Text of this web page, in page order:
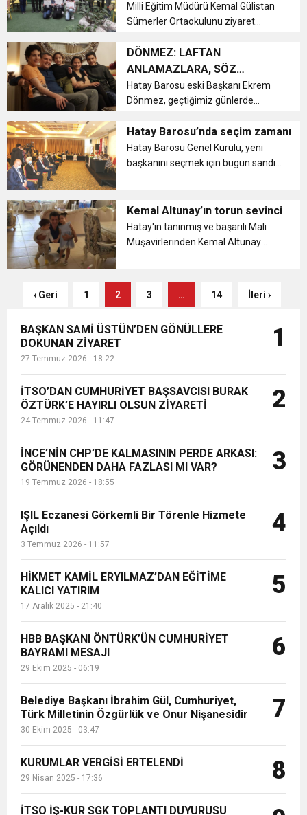
Milli Eğitim Müdürü Kemal Gülistan
Sümerler Ortaokulunu ziyaret
DÖNMEZ: LAFTAN
ANLAMAZLARA, SÖZ
BİLMEZLERE
Hatay Barosu eski Başkanı Ekrem
Dönmez, geçtiğimiz günlerde
sosyal medya hesabından bir
paylaşım yaptı....
Hatay Barosu’nda seçim zamanı
Hatay Barosu Genel Kurulu, yeni
başkanını seçmek için bugün sandık
Kemal Altunay’ın torun sevinci
Hatay'ın tanınmış ve başarılı Mali
Müşavirlerinden Kemal Altunay
‹ Geri 1 2 3 … 14 İleri ›
BAŞKAN SAMİ ÜSTÜN’DEN GÖNÜLLERE
DOKUNAN ZİYARET
27 Temmuz 2026 - 18:22
1
İTSO’DAN CUMHURİYET BAŞSAVCISI BURAK
ÖZTÜRK’E HAYIRLI OLSUN ZİYARETİ
24 Temmuz 2026 - 11:47
2
İNCE’NİN CHP’DE KALMASININ PERDE ARKASI:
GÖRÜNENDEN DAHA FAZLASI MI VAR?
19 Temmuz 2026 - 18:55
3
IŞIL Eczanesi Görkemli Bir Törenle Hizmete
Açıldı
3 Temmuz 2026 - 11:57
4
HİKMET KAMİL ERYILMAZ’DAN EĞİTİME
KALICI YATIRIM
17 Aralık 2025 - 21:40
5
HBB BAŞKANI ÖNTÜRK’ÜN CUMHURİYET
BAYRAMI MESAJI
29 Ekim 2025 - 06:19
6
Belediye Başkanı İbrahim Gül, Cumhuriyet,
Türk Milletinin Özgürlük ve Onur Nişanesidir
30 Ekim 2025 - 03:47
7
KURUMLAR VERGİSİ ERTELENDİ
29 Nisan 2025 - 17:36 8
İTSO İŞ-KUR SGK TOPLANTI DUYURUSU